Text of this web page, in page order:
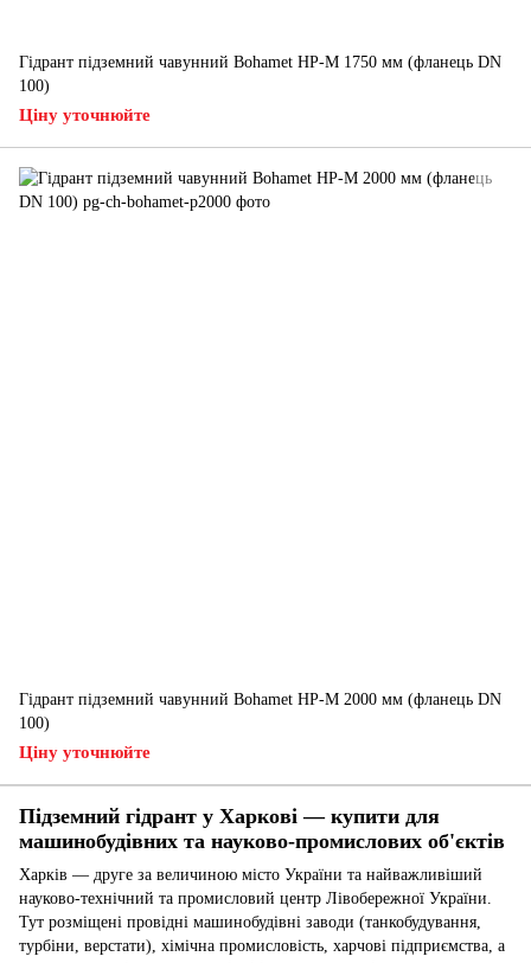
Гідрант підземний чавунний Bohamet HP-M 1750 мм (фланець DN
100)
Ціну уточнюйте
Гідрант підземний чавунний Bohamet HP-M 2000 мм (фланець DN
100)
Ціну уточнюйте
Підземний гідрант у Харкові — купити для
машинобудівних та науково-промислових об'єктів
Харків — друге за величиною місто України та найважливіший
науково-технічний та промисловий центр Лівобережної України.
Тут розміщені провідні машинобудівні заводи (танкобудування,
турбіни, верстати), хімічна промисловість, харчові підприємства, а